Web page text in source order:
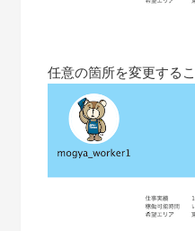
任意の箇所を変更する